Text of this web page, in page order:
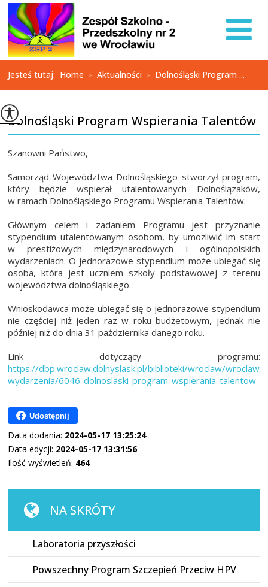
Jesteś tutaj: Home > Aktualności > Dolnośląski Program ...
Dolnośląski Program Wspierania Talentów
Szanowni Państwo,
Samorząd Województwa Dolnośląskiego stworzył program,
który będzie wspierał utalentowanych Dolnoślązaków,
w ramach Dolnośląskiego Programu Wspierania Talentów.
Głównym celem i zadaniem Programu jest przyznanie
stypendium utalentowanym osobom, by umożliwić im start
w prestiżowych międzynarodowych i ogólnopolskich
wydarzeniach. O jednorazowe stypendium może ubiegać się
osoba, która jest uczniem szkoły podstawowej z terenu
województwa dolnośląskiego.
Wnioskodawca może ubiegać się o jednorazowe stypendium
nie częściej niż jeden raz w roku budżetowym, jednak nie
później niż do dnia 31 października danego roku.
Link dotyczący programu:
https://dbp.wroclaw.dolnyslask.pl/biblioteki/wroclaw/wroclaw-
wydarzenia/6046-dolnoslaski-program-wspierania-talentow
Udostępnij
Data dodania: 2024-05-17 13:25:24
Data edycji: 2024-05-17 13:31:56
Ilość wyświetleń: 464
NA SKRÓTY
Laboratoria przyszłości
Powszechny Program Szczepień Przeciw HPV